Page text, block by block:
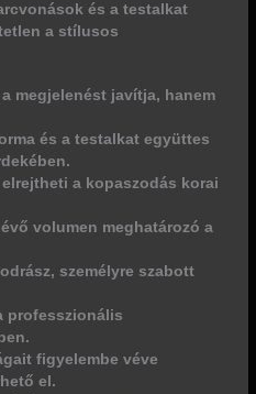
és a testalkat
a stílusos
megjelenést javítja, hanem
és a testalkat együttes
a kopaszodás korai
volumen meghatározó a
személyre szabott
professzionális
figyelembe véve
el.